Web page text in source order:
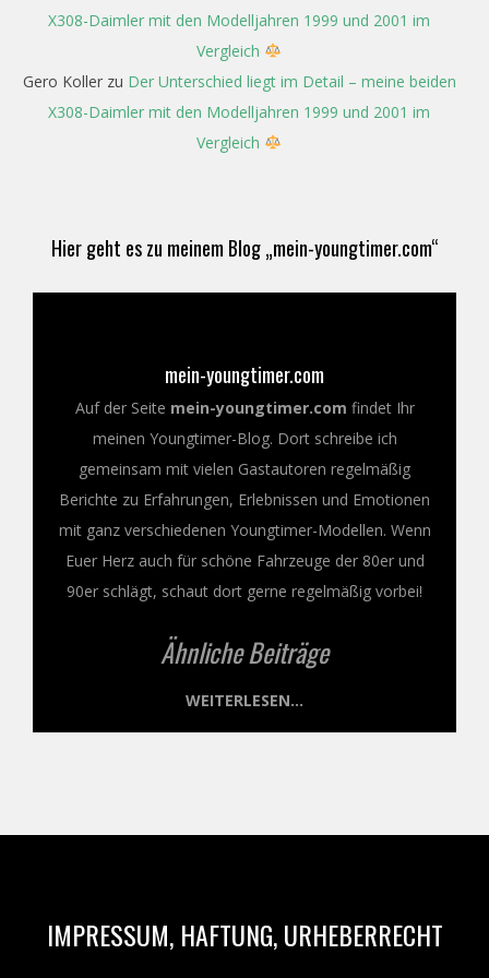
X308-Daimler mit den Modelljahren 1999 und 2001 im
Vergleich
Gero Kollerzu Der Unterschied liegt im Detail – meine beiden
X308-Daimler mit den Modelljahren 1999 und 2001 im
Vergleich
Hier geht es zu meinem Blog „mein-youngtimer.com“
mein-youngtimer.com
Auf der Seite mein-youngtimer.com findet Ihr
meinen Youngtimer-Blog. Dort schreibe ich
gemeinsam mit vielen Gastautoren regelmäßig
Berichte zu Erfahrungen, Erlebnissen und Emotionen
mit ganz verschiedenen Youngtimer-Modellen. Wenn
Euer Herz auch für schöne Fahrzeuge der 80er und
90er schlägt, schaut dort gerne regelmäßig vorbei!
Ähnliche Beiträge
WEITERLESEN...
IMPRESSUM, HAFTUNG, URHEBERRECHT